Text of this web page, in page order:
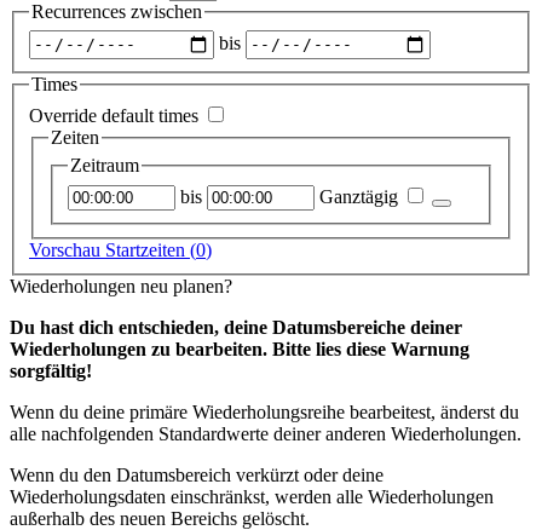
Recurrences zwischen
Zeitraum
auswählen
bis
Times
Override default times
Zeiten
Zeitraum
Startzeitpunkt bis Endzeitpunkt Ganztägig
Vorschau Startzeiten (0)
Wiederholungen neu planen?
Du hast dich entschieden, deine Datumsbereiche deiner
Wiederholungen zu bearbeiten. Bitte lies diese Warnung
sorgfältig!
Wenn du deine primäre Wiederholungsreihe bearbeitest, änderst du
alle nachfolgenden Standardwerte deiner anderen Wiederholungen.
Wenn du den Datumsbereich verkürzt oder deine
Wiederholungsdaten einschränkst, werden alle Wiederholungen
außerhalb des neuen Bereichs gelöscht.